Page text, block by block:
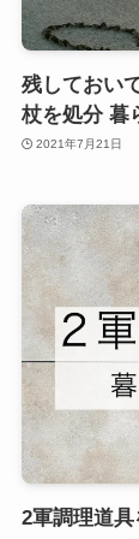
残しておい
杖を処分 暮
2021年7月21日
2軍調理道